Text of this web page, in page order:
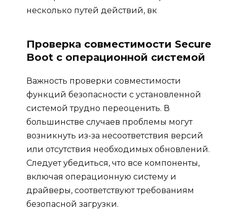
несколько путей действий, вк
Проверка совместимости Secure
Boot с операционной системой
Важность проверки совместимости
функций безопасности с установленной
системой трудно переоценить. В
большинстве случаев проблемы могут
возникнуть из-за несоответствия версий
или отсутствия необходимых обновлений.
Следует убедиться, что все компоненты,
включая операционную систему и
драйверы, соответствуют требованиям
безопасной загрузки.